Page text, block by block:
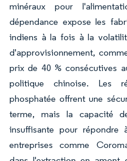
minéraux pour
dépendance expose les
indiens à la fois à la
d'approvisionnement,
prix de 40 % consécutives
politique chinoise. Les
phosphatée offrent une
terme, mais la capacité
insuffisante pour répondre
entreprises comme